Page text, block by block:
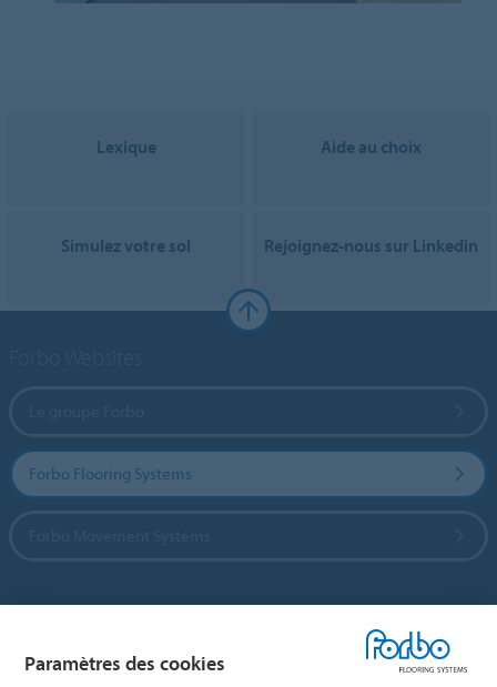
Lexique Aide au choix
Simulez votre sol Rejoignez-nous sur Linkedin
Forbo Flooring Systems
Paramètres des cookies